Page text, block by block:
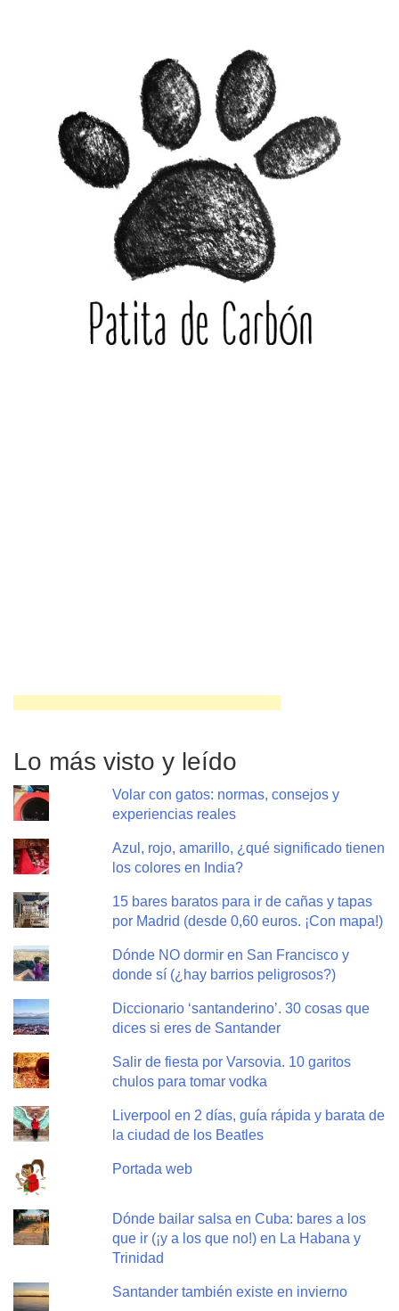
Lo más visto y leído
Volar con gatos: normas, consejos y
experiencias reales
Azul, rojo, amarillo, ¿qué significado tienen
los colores en India?
15 bares baratos para ir de cañas y tapas
por Madrid (desde 0,60 euros. ¡Con mapa!)
Dónde NO dormir en San Francisco y
donde sí (¿hay barrios peligrosos?)
Diccionario ‘santanderino’. 30 cosas que
dices si eres de Santander
Salir de fiesta por Varsovia. 10 garitos
chulos para tomar vodka
Liverpool en 2 días, guía rápida y barata de
la ciudad de los Beatles
Portada web
Dónde bailar salsa en Cuba: bares a los
que ir (¡y a los que no!) en La Habana y
Trinidad
Santander también existe en invierno